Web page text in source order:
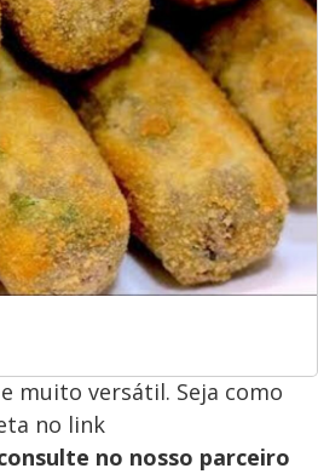
muito versátil. Seja como
no link
no nosso parceiro